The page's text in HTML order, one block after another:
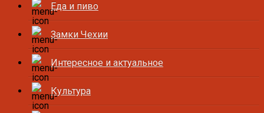
Еда и пиво
Замки Чехии
Интересное и актуальное
Культура